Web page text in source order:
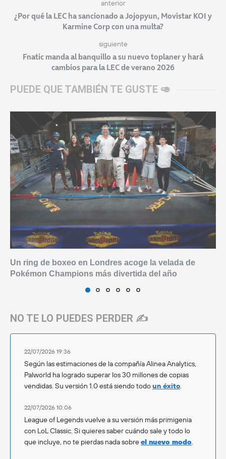
anterior
¿Por qué la LEC ha sancionado a Jojopyun, Movistar KOI y
Karmine Corp con una multa?
siguiente
Fnatic manda al banquillo a su nuevo toplaner y hará
cambios para la LEC de verano 2026
PUEDE QUE TAMBIÉN TE GUSTE 🥑
Un ring de boxeo en Londres acoge la velada de
Pokémon Champions más divertida del año
NO TE LO PUEDES PERDER ✍️
22/07/2026 19:36
Según las estimaciones de la compañía Alinea Analytics,
Palworld ha logrado superar los 30 millones de copias
vendidas. Su versión 1.0 está siendo todoun éxito.
22/07/2026 10:06
League of Legends vuelve a su versión más primigenia
con LoL Classic. Si quieres saber cuándo sale y todo lo
que incluye, no te pierdas nada sobreel nuevo modo.